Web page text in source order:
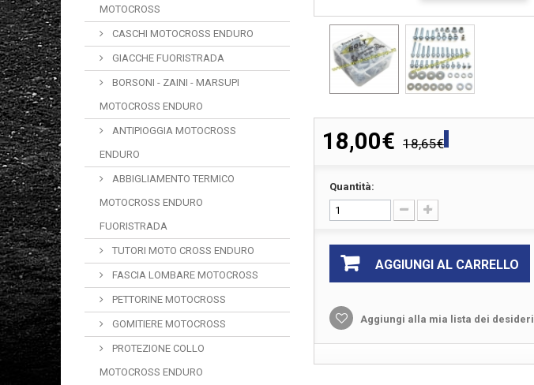
MOTOCROSS
CASCHI MOTOCROSS ENDURO
GIACCHE FUORISTRADA
BORSONI - ZAINI - MARSUPI
MOTOCROSS ENDURO
ANTIPIOGGIA MOTOCROSS
ENDURO
ABBIGLIAMENTO TERMICO
MOTOCROSS ENDURO
FUORISTRADA
TUTORI MOTO CROSS ENDURO
FASCIA LOMBARE MOTOCROSS
PETTORINE MOTOCROSS
GOMITIERE MOTOCROSS
PROTEZIONE COLLO
MOTOCROSS ENDURO
18,00€ 18,65€
Quantità:
AGGIUNGI AL CARRELLO
Aggiungi alla mia lista dei desideri